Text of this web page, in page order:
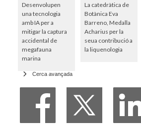
Desenvolupen
una tecnologia
amb IA per a
mitigar la captura
accidental de
megafauna
marina
La catedràtica de
Botànica Eva
Barreno, Medalla
Acharius per la
seua contribució a
la liquenologia
Cerca avançada